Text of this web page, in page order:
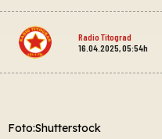
Radio Titograd
16.04.2025, 05:54h
Foto:Shutterstock